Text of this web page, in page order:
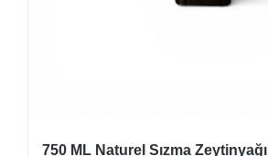
750 ML Naturel Sızma Zeytinyağı